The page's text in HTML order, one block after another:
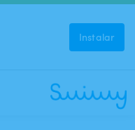
Instalar